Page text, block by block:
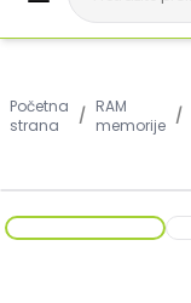
Početna
strana
/ RAM
memorije /